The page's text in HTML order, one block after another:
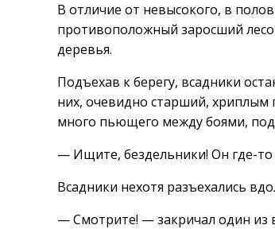
В отличие от невысокого, в
противоположный заросший
деревья.
Подъехав к берегу, всадники
них, очевидно старший, хриплым
много пьющего между боями,
— Ищите, бездельники! Он где-то
Всадники нехотя разъехались
— Смотрите! — закричал один из